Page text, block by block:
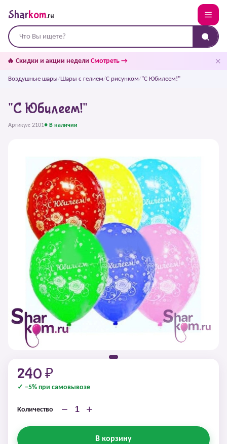
Sharkom.ru
🔥 Скидки и акции недели Смотреть → ✕
Воздушные шары/Шары с гелием/С рисунком/"С Юбилеем!"
"С Юбилеем!"
Артикул: 2101● В наличии
240 ₽
✓ −5% при самовывозе
Количество − +
В корзину